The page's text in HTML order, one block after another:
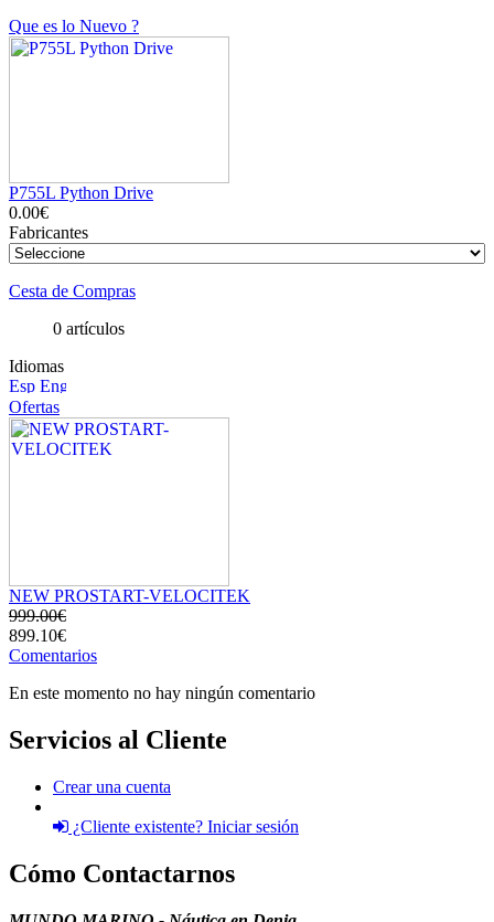
Que es lo Nuevo ?
P755L Python Drive
0.00€
Fabricantes
Cesta de Compras
0 artículos
Idiomas
Ofertas
NEW PROSTART-VELOCITEK
999.00€
899.10€
Comentarios
En este momento no hay ningún comentario
Servicios al Cliente
Crear una cuenta
¿Cliente existente? Iniciar sesión
Cómo Contactarnos